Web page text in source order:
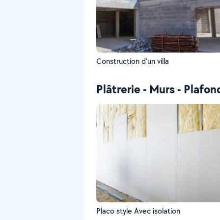
Construction d'un villa
Plâtrerie - Murs -
Placo style Avec isolation